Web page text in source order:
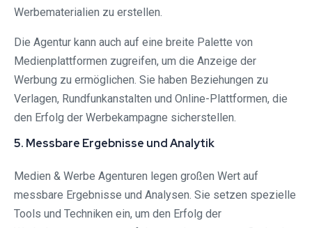
Werbematerialien zu erstellen.
Die Agentur kann auch auf eine breite Palette von
Medienplattformen zugreifen, um die Anzeige der
Werbung zu ermöglichen. Sie haben Beziehungen zu
Verlagen, Rundfunkanstalten und Online-Plattformen, die
den Erfolg der Werbekampagne sicherstellen.
5. Messbare Ergebnisse und Analytik
Medien & Werbe Agenturen legen großen Wert auf
messbare Ergebnisse und Analysen. Sie setzen spezielle
Tools und Techniken ein, um den Erfolg der